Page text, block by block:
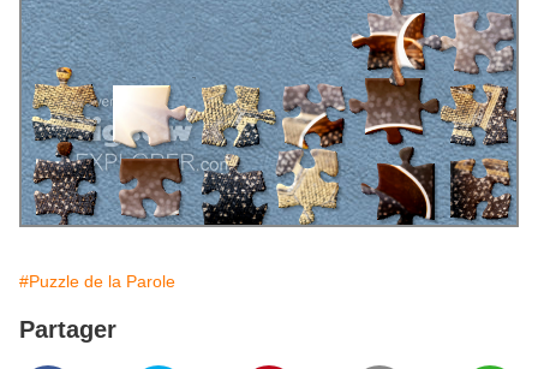
#Puzzle de la Parole
Partager